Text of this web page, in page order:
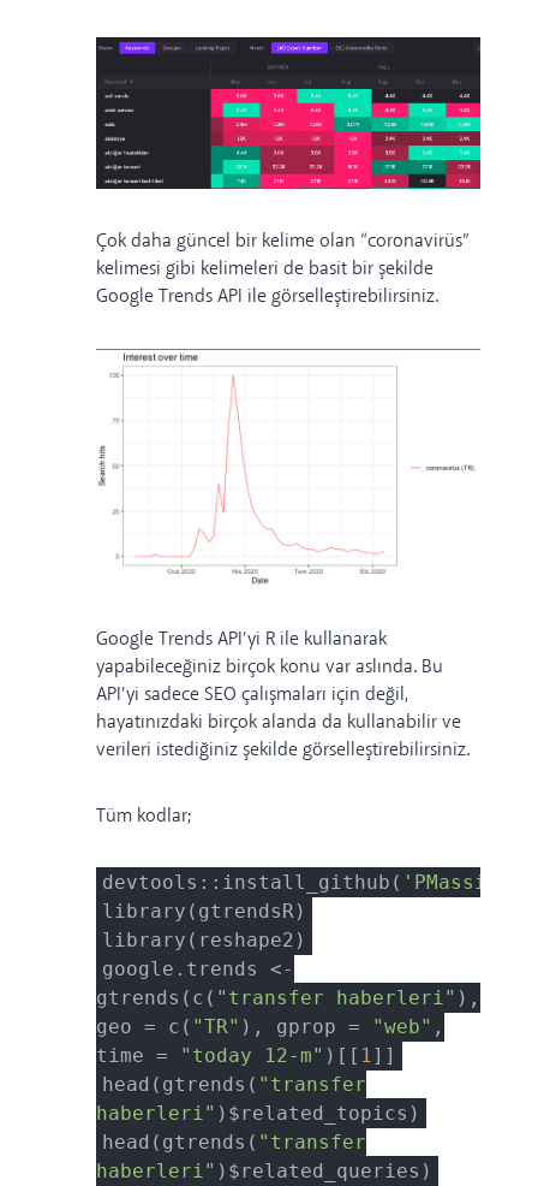
Çok daha güncel bir kelime olan “coronavirüs”
kelimesi gibi kelimeleri de basit bir şekilde
Google Trends API ile görselleştirebilirsiniz.
Google Trends API’yi R ile kullanarak
yapabileceğiniz birçok konu var aslında. Bu
API’yi sadece SEO çalışmaları için değil,
hayatınızdaki birçok alanda da kullanabilir ve
verileri istediğiniz şekilde görselleştirebilirsiniz.
Tüm kodlar;
devtools::install_github(
library(gtrendsR)
library(reshape2)
google.trends <-
gtrends(c( "transfer haberleri" ),
geo = c( "TR" ), gprop = "web" ,
time =
"today 12-m" )[[ 1]]
head(gtrends( "transfer
haberleri" )$related_topics)
head(gtrends( "transfer
haberleri" )$related_queries)